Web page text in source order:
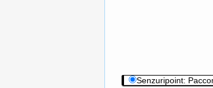
Senzuripoint: